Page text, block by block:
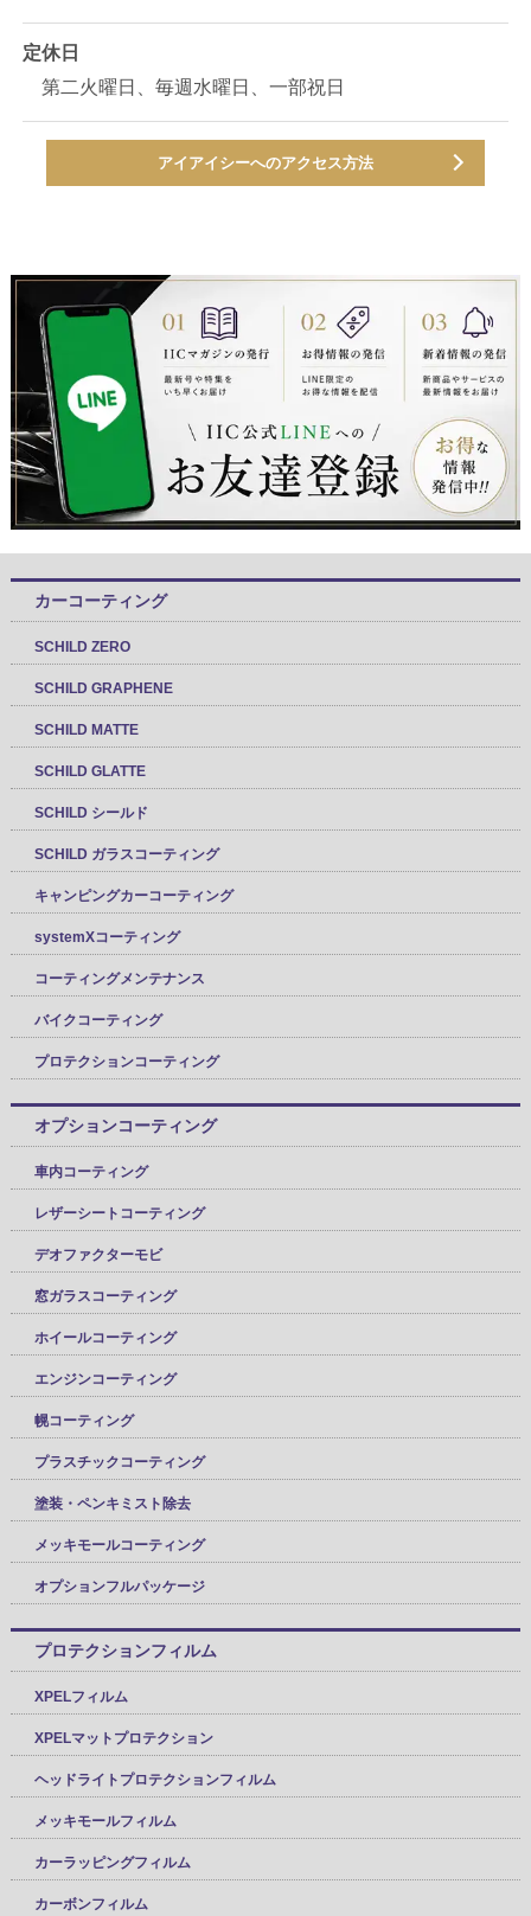
定休日
第二火曜日、毎週水曜日、一部祝日
アイアイシーへのアクセス方法
カーコーティング
SCHILD ZERO
SCHILD GRAPHENE
SCHILD MATTE
SCHILD GLATTE
SCHILD シールド
SCHILD ガラスコーティング
キャンピングカーコーティング
systemXコーティング
コーティングメンテナンス
バイクコーティング
プロテクションコーティング
オプションコーティング
車内コーティング
レザーシートコーティング
デオファクターモビ
窓ガラスコーティング
ホイールコーティング
エンジンコーティング
幌コーティング
プラスチックコーティング
塗装・ペンキミスト除去
メッキモールコーティング
オプションフルパッケージ
プロテクションフィルム
XPELフィルム
XPELマットプロテクション
ヘッドライトプロテクションフィルム
メッキモールフィルム
カーラッピングフィルム
カーボンフィルム